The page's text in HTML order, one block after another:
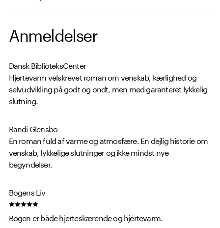
Anmeldelser
Dansk BiblioteksCenter
Hjertevarm velskrevet roman om venskab, kærlighed og
selvudvikling på godt og ondt, men med garanteret lykkelig
slutning.
Randi Glensbo
En roman fuld af varme og atmosfære. En dejlig historie om
venskab, lykkelige slutninger og ikke mindst nye
begyndelser.
Bogens Liv
Bogen er både hjerteskærende og hjertevarm.